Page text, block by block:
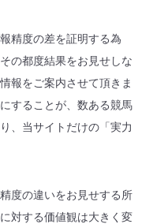
精度の差を証明する為
の都度結果をお見せしな
報をご案内させて頂きま
することが、数ある競馬
、当サイトだけの「実力
度の違いをお見せする所
対する価値観は大きく変